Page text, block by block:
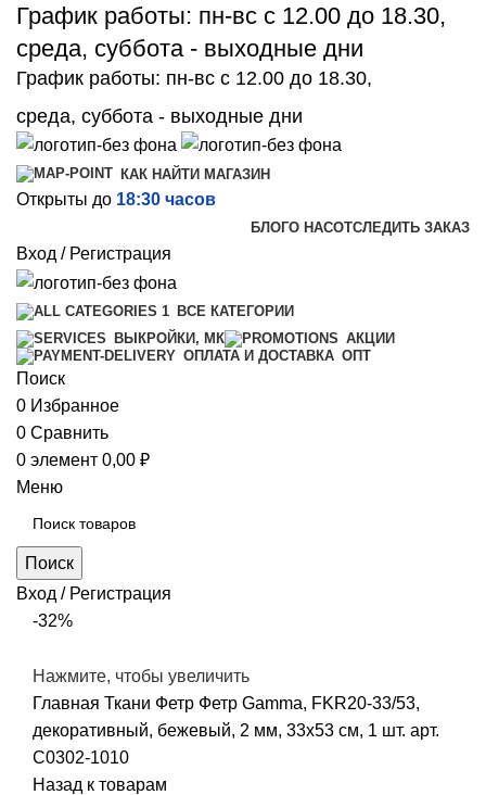
График работы: пн-вс с 12.00 до 18.30,
среда, суббота - выходные дни
График работы: пн-вс с 12.00 до 18.30,
среда, суббота - выходные дни
КАК НАЙТИ МАГАЗИН
Открыты до 18:30 часов
БЛОГО НАСОТСЛЕДИТЬ ЗАКАЗ
Вход / Регистрация
ВСЕ КАТЕГОРИИ
ВЫКРОЙКИ, МК
АКЦИИ
ОПЛАТА И ДОСТАВКА ОПТ
Поиск
0 Избранное
0 Сравнить
0 элемент 0,00 ₽
Меню
Поиск
Вход / Регистрация
-32%
Нажмите, чтобы увеличить
Главная Ткани Фетр Фетр Gamma, FKR20-33/53,
декоративный, бежевый, 2 мм, 33х53 см, 1 шт. арт.
С0302-1010
Назад к товарам